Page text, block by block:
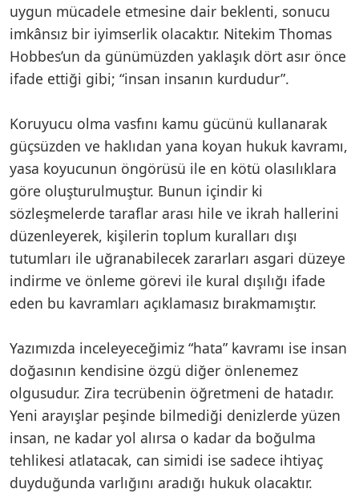
uygun mücadele etmesine dair beklenti, sonucu
imkânsız bir iyimserlik olacaktır. Nitekim Thomas
Hobbes’un da günümüzden yaklaşık dört asır önce
ifade ettiği gibi; “insan insanın kurdudur”.
Koruyucu olma vasfını kamu gücünü kullanarak
güçsüzden ve haklıdan yana koyan hukuk kavramı,
yasa koyucunun öngörüsü ile en kötü olasılıklara
göre oluşturulmuştur. Bunun içindir ki
sözleşmelerde taraflar arası hile ve ikrah hallerini
düzenleyerek, kişilerin toplum kuralları dışı
tutumları ile uğranabilecek zararları asgari düzeye
indirme ve önleme görevi ile kural dışılığı ifade
eden bu kavramları açıklamasız bırakmamıştır.
Yazımızda inceleyeceğimiz “hata” kavramı ise insan
doğasının kendisine özgü diğer önlenemez
olgusudur. Zira tecrübenin öğretmeni de hatadır.
Yeni arayışlar peşinde bilmediği denizlerde yüzen
insan, ne kadar yol alırsa o kadar da boğulma
tehlikesi atlatacak, can simidi ise sadece ihtiyaç
duyduğunda varlığını aradığı hukuk olacaktır.